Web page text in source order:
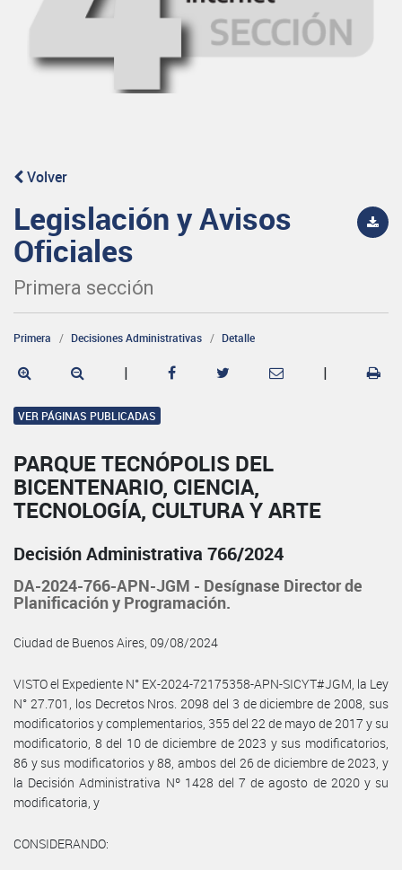
Volver
Legislación y Avisos
Oficiales
Primera sección
Primera Decisiones Administrativas Detalle
| |
VER PÁGINAS PUBLICADAS
PARQUE TECNÓPOLIS DEL
BICENTENARIO, CIENCIA,
TECNOLOGÍA, CULTURA Y ARTE
Decisión Administrativa 766/2024
DA-2024-766-APN-JGM - Desígnase Director de
Planificación y Programación.
Ciudad de Buenos Aires, 09/08/2024
VISTO el Expediente N° EX-2024-72175358-APN-SICYT#JGM, la Ley
N° 27.701, los Decretos Nros. 2098 del 3 de diciembre de 2008, sus
modificatorios y complementarios, 355 del 22 de mayo de 2017 y su
modificatorio, 8 del 10 de diciembre de 2023 y sus modificatorios,
86 y sus modificatorios y 88, ambos del 26 de diciembre de 2023, y
la Decisión Administrativa Nº 1428 del 7 de agosto de 2020 y su
modificatoria, y
CONSIDERANDO: